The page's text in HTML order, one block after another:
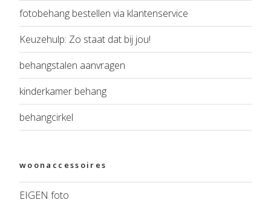
fotobehang bestellen via klantenservice
Keuzehulp: Zo staat dat bij jou!
behangstalen aanvragen
kinderkamer behang
behangcirkel
woonaccessoires
EIGEN foto